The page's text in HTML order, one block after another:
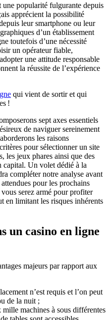
une popularité fulgurante depuis
apprécient la possibilité
leur smartphone ou leur
d’un établissement
toutefois d’une nécessité
un opérateur fiable,
une attitude responsable
la réussite de l’expérience
qui vient de sortir et qui
!
sept axes essentiels
de naviguer sereinement
les raisons
pour sélectionner un site
les jeux phares ainsi que des
capital. Un volet dédié à la
compléter notre analyse avant
pour les prochains
serez armé pour profiter
en limitant les risques inhérents
un casino en ligne
majeurs par rapport aux
n’est requis et l’on peut
de la nuit ;
machines à sous différentes